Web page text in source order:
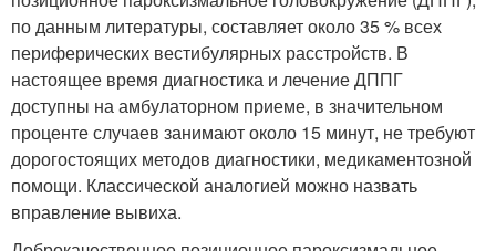
по данным литературы, составляет около 35 % всех
периферических вестибулярных расстройств. В
настоящее время диагностика и лечение ДППГ
доступны на амбулаторном приеме, в значительном
проценте случаев занимают около 15 минут, не требуют
дорогостоящих методов диагностики, медикаментозной
помощи. Классической аналогией можно назвать
вправление вывиха.